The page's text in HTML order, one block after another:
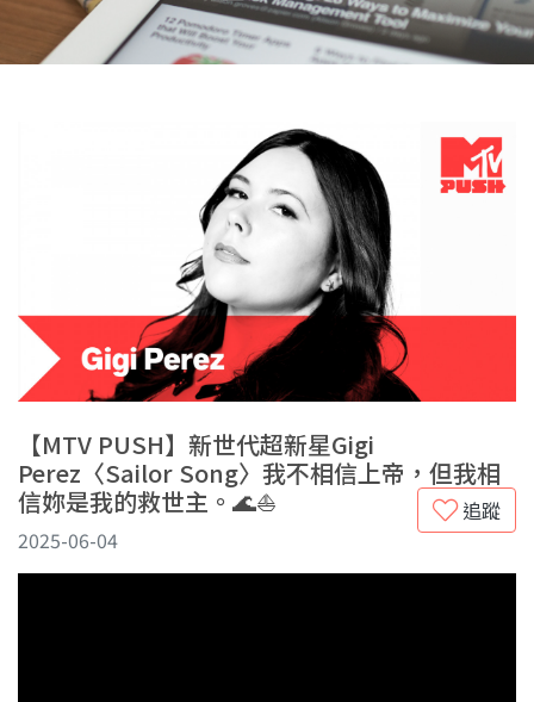
【MTV PUSH】新世代超新星Gigi
Perez〈Sailor Song〉我不相信上帝，但我相
信妳是我的救世主。🌊⛵
追蹤
2025-06-04